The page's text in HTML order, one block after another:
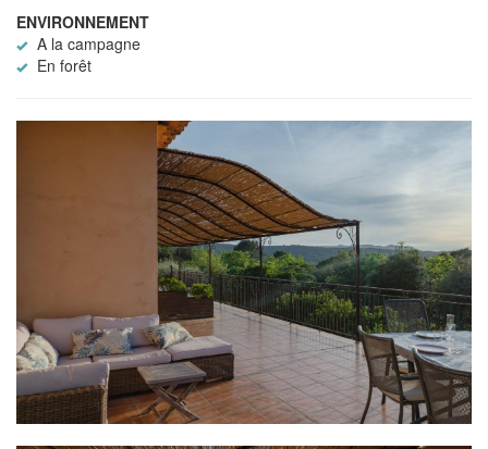
ENVIRONNEMENT
A la campagne
En forêt